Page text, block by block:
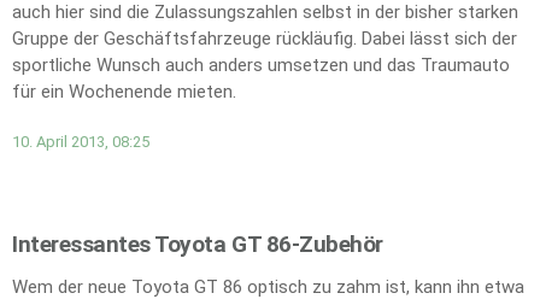
auch hier sind die Zulassungszahlen selbst in der bisher starken
Gruppe der Geschäftsfahrzeuge rückläufig. Dabei lässt sich der
sportliche Wunsch auch anders umsetzen und das Traumauto
für ein Wochenende mieten.
10. April 2013, 08:25
Interessantes Toyota GT 86-Zubehör
Wem der neue Toyota GT 86 optisch zu zahm ist, kann ihn etwa